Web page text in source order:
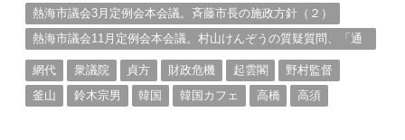
熱海市議会3月定例会本会議。斉藤市長の施政方針（２）
熱海市議会11月定例会本会議。村山けんぞうの質疑質問、「通
網代
衆議院 貞方 財政危機 起雲閣
野村監督
釜山
鈴木宗男 韓国 韓国カフェ 高橋 高須